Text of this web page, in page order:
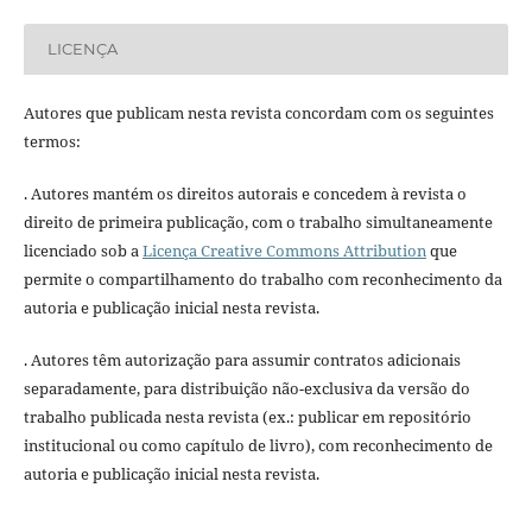
LICENÇA
Autores que publicam nesta revista concordam com os seguintes
termos:
. Autores mantém os direitos autorais e concedem à revista o
direito de primeira publicação, com o trabalho simultaneamente
licenciado sob aLicença Creative Commons Attributionque
permite o compartilhamento do trabalho com reconhecimento da
autoria e publicação inicial nesta revista.
. Autores têm autorização para assumir contratos adicionais
separadamente, para distribuição não-exclusiva da versão do
trabalho publicada nesta revista (ex.: publicar em repositório
institucional ou como capítulo de livro), com reconhecimento de
autoria e publicação inicial nesta revista.